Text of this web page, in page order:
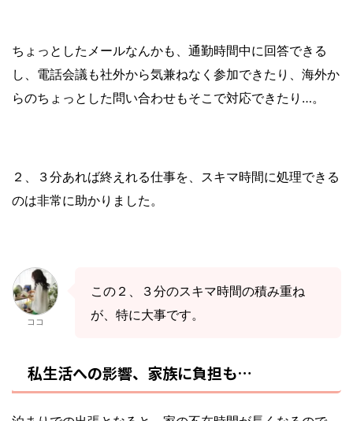
ちょっとしたメールなんかも、通勤時間中に回答できる
し、電話会議も社外から気兼ねなく参加できたり、海外か
らのちょっとした問い合わせもそこで対応できたり …。
２、３分あれば終えれる仕事を、スキマ時間に処理できる
のは非常に助かりました。
ココ
この２、３分のスキマ時間の積み重ね
が、特に大事です。
私生活への影響、家族に負担も…